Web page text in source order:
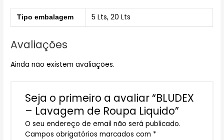
Tipo embalagem 5 Lts, 20 Lts
Avaliações
Ainda não existem avaliações.
Seja o primeiro a avaliar “BLUDEX
– Lavagem de Roupa Liquido”
O seu endereço de email não será publicado.
Campos obrigatórios marcados com *